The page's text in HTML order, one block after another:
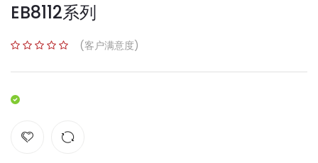
EB8112系列
(客户满意度)